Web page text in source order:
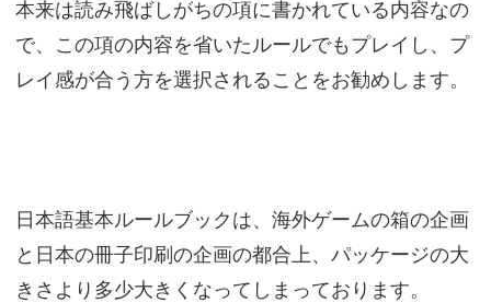
本来は読み飛ばしがちの項に書かれている内容なの
で、この項の内容を省いたルールでもプレイし、プ
レイ感が合う方を選択されることをお勧めします。
日本語基本ルールブックは、海外ゲームの箱の企画
と日本の冊子印刷の企画の都合上、パッケージの大
きさより多少大きくなってしまっております。